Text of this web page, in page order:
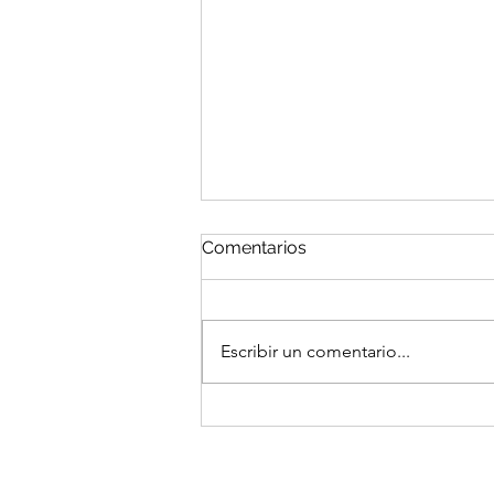
Comentarios
Escribir un comentario...